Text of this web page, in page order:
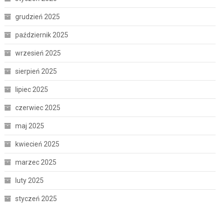
grudzień 2025
październik 2025
wrzesień 2025
sierpień 2025
lipiec 2025
czerwiec 2025
maj 2025
kwiecień 2025
marzec 2025
luty 2025
styczeń 2025